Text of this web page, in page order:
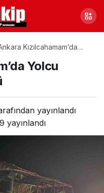
Kızılcahamam’da
Yolcu
yayınlandı
yayınlandı
Paylaş